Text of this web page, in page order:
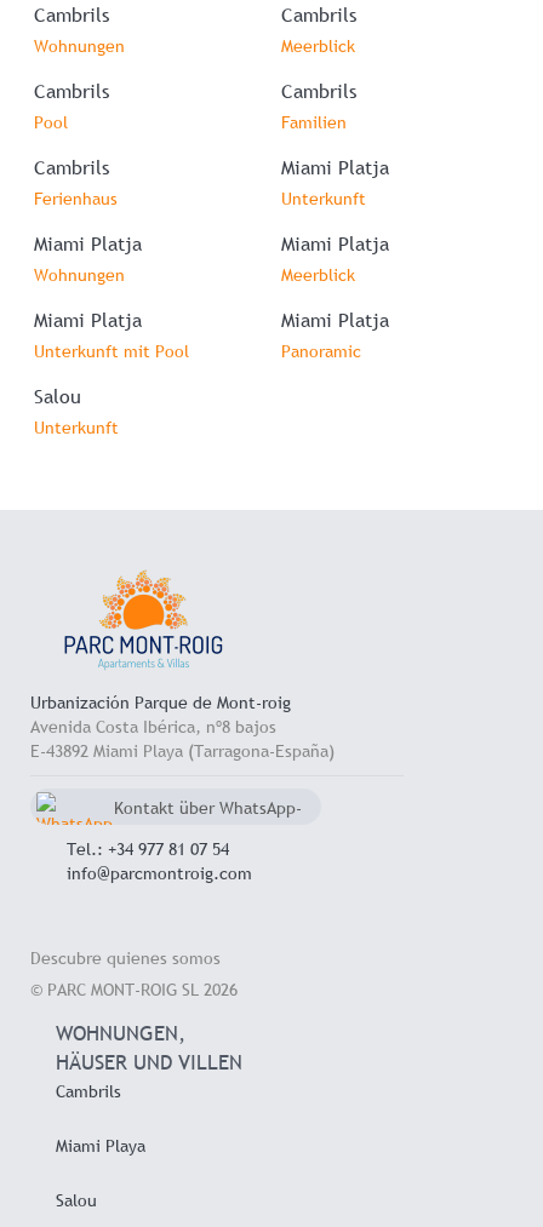
Cambrils
Wohnungen
Cambrils
Meerblick
Cambrils
Pool
Cambrils
Familien
Cambrils
Ferienhaus
Miami Platja
Unterkunft
Miami Platja
Wohnungen
Miami Platja
Meerblick
Miami Platja
Unterkunft mit Pool
Miami Platja
Panoramic
Salou
Unterkunft
Urbanización Parque de Mont-roig
Avenida Costa Ibérica, nº8 bajos
E-43892 Miami Playa (Tarragona-España)
Kontakt über WhatsApp-
Tel.: +34 977 81 07 54
info@parcmontroig.com
Descubre quienes somos
© PARC MONT-ROIG SL 2026
WOHNUNGEN,
HÄUSER UND VILLEN
Cambrils
Miami Playa
Salou